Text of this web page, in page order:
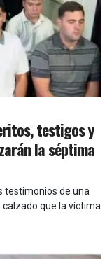
testigos y
la séptima
testimonios de una
que la víctima